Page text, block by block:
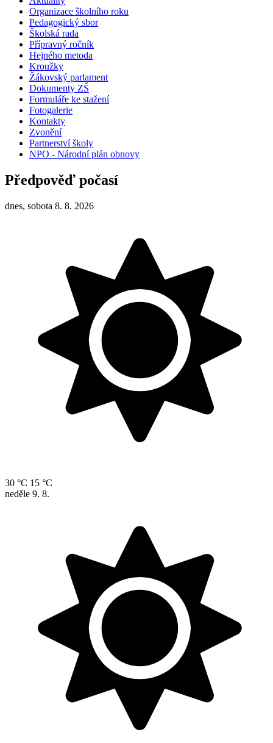
Organizace školního roku
Pedagogický sbor
Školská rada
Přípravný ročník
Hejného metoda
Kroužky
Žákovský parlament
Dokumenty ZŠ
Formuláře ke stažení
Fotogalerie
Kontakty
Zvonění
Partnerství školy
NPO - Národní plán obnovy
Předpověď počasí
dnes, sobota 8. 8. 2026
30 °C 15 °C
neděle 9. 8.